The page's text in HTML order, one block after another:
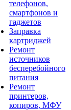
телефонов,
смартфонов и
гаджетов
Заправка
картриджей
Ремонт
источников
бесперебойного
питания
Ремонт
принтеров,
копиров, МФУ